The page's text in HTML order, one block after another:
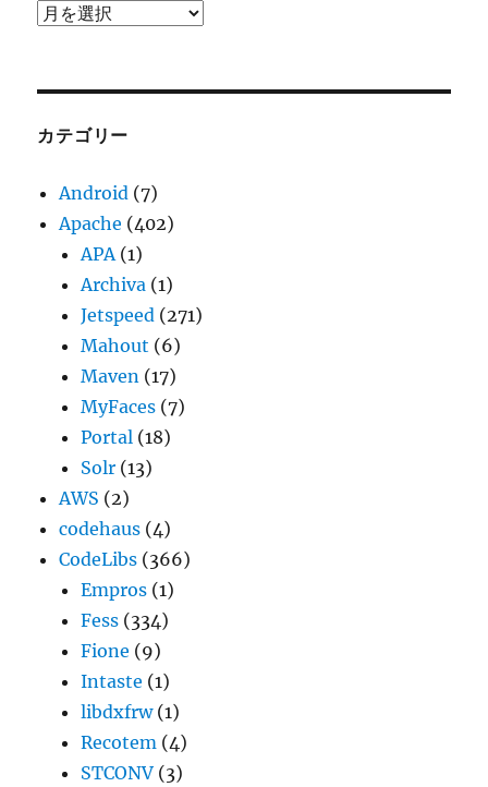
ア
ブ
カテゴリー
Android (7)
Apache (402)
APA(1)
Archiva (1)
Jetspeed (271)
Mahout (6)
Maven (17)
MyFaces (7)
Portal (18)
Solr (13)
AWS (2)
codehaus (4)
CodeLibs (366)
Empros (1)
Fess (334)
Fione (9)
Intaste (1)
libdxfrw(1)
Recotem (4)
STCONV (3)